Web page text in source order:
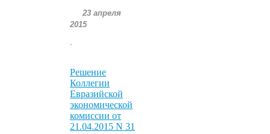
23 апреля
2015
Решение
Коллегии
Евразийской
экономической
комиссии от
21.04.2015 N 31